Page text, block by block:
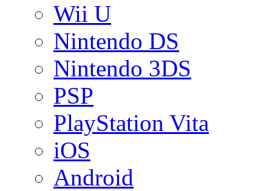
Wii U
Nintendo DS
Nintendo 3DS
PSP
PlayStation Vita
iOS
Android